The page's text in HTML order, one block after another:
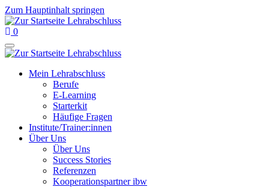
Zum Hauptinhalt springen
0
Mein Lehrabschluss
Berufe
E-Learning
Starterkit
Häufige Fragen
Institute/Trainer:innen
Über Uns
Über Uns
Success Stories
Referenzen
Kooperationspartner ibw